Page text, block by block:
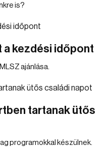
is?
a kezdési időpont
ajánlása.
tartanak ütős
programokkal készülnek.